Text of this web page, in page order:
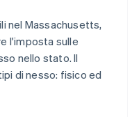
nel Massachusetts,
l'imposta sulle
nello stato. Il
di nesso: fisico ed